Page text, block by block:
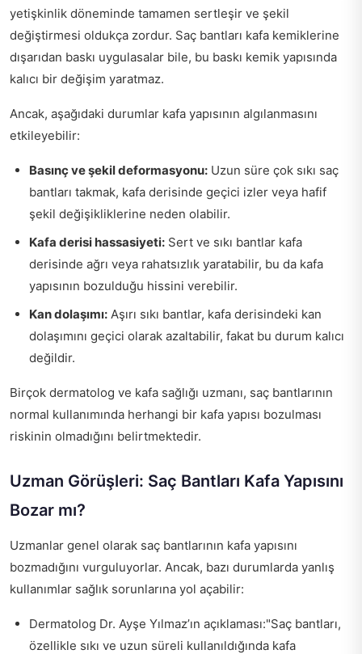
yetişkinlik döneminde tamamen sertleşir ve şekil
değiştirmesi oldukça zordur. Saç bantları kafa kemiklerine
dışarıdan baskı uygulasalar bile, bu baskı kemik yapısında
kalıcı bir değişim yaratmaz.
Ancak, aşağıdaki durumlar kafa yapısının algılanmasını
etkileyebilir:
Basınç ve şekil deformasyonu: Uzun süre çok sıkı saç
bantları takmak, kafa derisinde geçici izler veya hafif
şekil değişikliklerine neden olabilir.
Kafa derisi hassasiyeti: Sert ve sıkı bantlar kafa
derisinde ağrı veya rahatsızlık yaratabilir, bu da kafa
yapısının bozulduğu hissini verebilir.
Kan dolaşımı: Aşırı sıkı bantlar, kafa derisindeki kan
dolaşımını geçici olarak azaltabilir, fakat bu durum kalıcı
değildir.
Birçok dermatolog ve kafa sağlığı uzmanı, saç bantlarının
normal kullanımında herhangi bir kafa yapısı bozulması
riskinin olmadığını belirtmektedir.
Uzman Görüşleri: Saç Bantları Kafa Yapısını
Bozar mı?
Uzmanlar genel olarak saç bantlarının kafa yapısını
bozmadığını vurguluyorlar. Ancak, bazı durumlarda yanlış
kullanımlar sağlık sorunlarına yol açabilir:
Dermatolog Dr. Ayşe Yılmaz’ın açıklaması:"Saç bantları,
özellikle sıkı ve uzun süreli kullanıldığında kafa